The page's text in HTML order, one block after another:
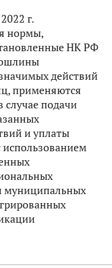
г.
нормы,
НК РФ
действий
применяются
случае подачи
и уплаты
муниципальных